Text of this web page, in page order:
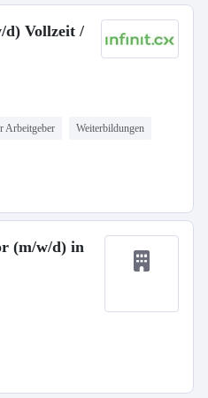
d) Vollzeit /
Arbeitgeber Weiterbildungen
(m/w/d) in